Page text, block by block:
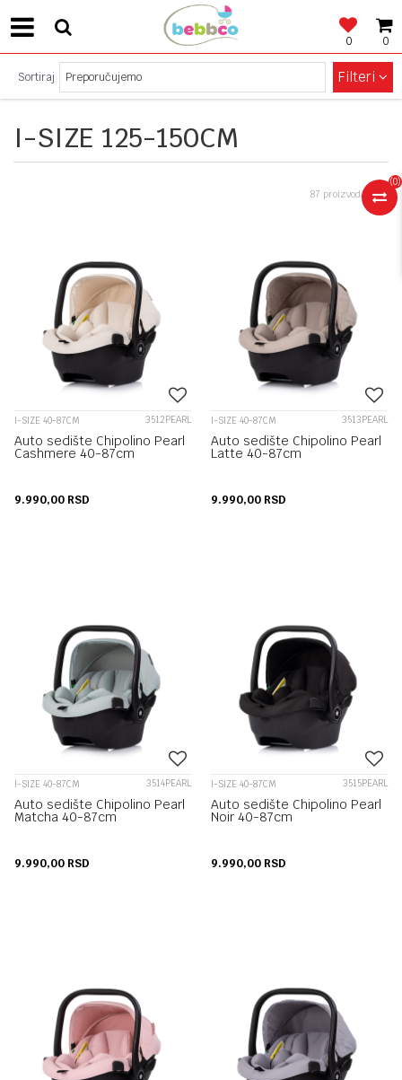
0
0
SIGURNO PLAĆANJE!
(0)
I-SIZE 125-150CM
Sortiraj Filteri
87 proizvoda
I-SIZE 40-87CM 3512PEARL
Auto sedište Chipolino Pearl
Cashmere 40-87cm
9.990,00 RSD
I-SIZE 40-87CM 3513PEARL
Auto sedište Chipolino Pearl
Latte 40-87cm
9.990,00 RSD
I-SIZE 40-87CM 3514PEARL
Auto sedište Chipolino Pearl
Matcha 40-87cm
9.990,00 RSD
I-SIZE 40-87CM 3515PEARL
Auto sedište Chipolino Pearl
Noir 40-87cm
9.990,00 RSD